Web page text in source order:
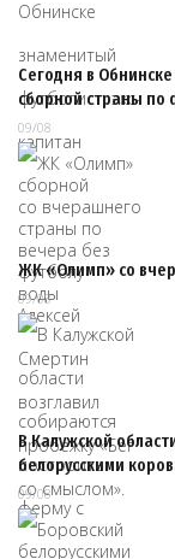
Сегодня в
сборной страны по
09/08
ЖК «Олимп» со
09/08
В Калужской
белорусскими
09/08